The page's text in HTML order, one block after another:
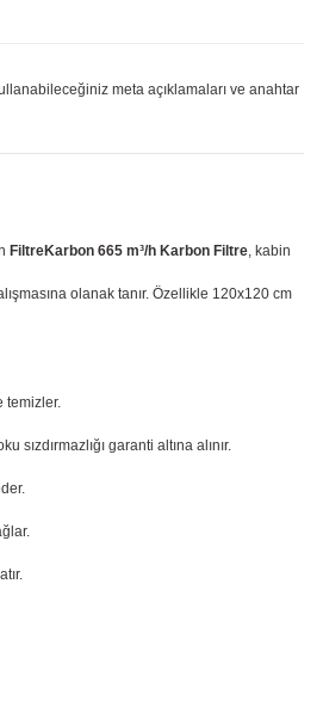
meta açıklamaları ve anahtar
FiltreKarbon 665 m³/h Karbon Filtre, kabin
olanak tanır. Özellikle 120x120 cm
temizler.
garanti altına alınır.